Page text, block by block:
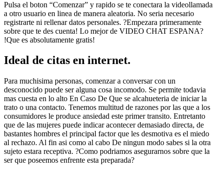
Pulsa el boton “Comenzar” y rapido se te conectara la videollamada
a otro usuario en linea de manera aleatoria. No seri­a necesario
registrarte ni rellenar datos personales. ?Empezara primeramente
sobre que te des cuenta! Lo mejor de VIDEO CHAT ESPANA?
!Que es absolutamente gratis!
Ideal de citas en internet.
Para muchisima personas, comenzar a conversar con un
desconocido puede ser alguna cosa incomodo. Se permite todavia
mas cuesta en lo alto En Caso De Que se alcahueteria de iniciar la
trato o una contacto. Tenemos multitud de razones por las que a los
consumidores le produce ansiedad este primer transito. Entretanto
que de las mujeres puede indicar acontecer demasiado directa, de
bastantes hombres el principal factor que les desmotiva es el miedo
al rechazo. Al fin asi­ como al cabo De ningun modo sabes si la otra
sujeto estara receptiva. ?Como podriamos asegurarnos sobre que la
ser que poseemos enfrente esta preparada?